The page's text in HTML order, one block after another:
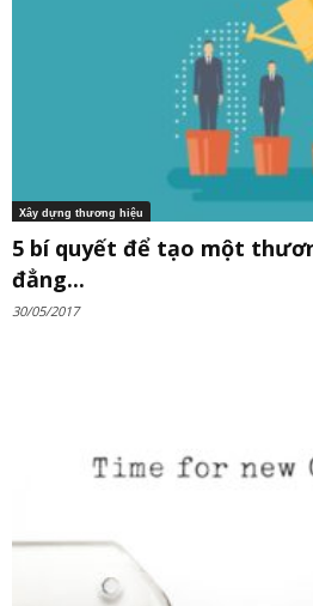
Xây dựng thương hiệu
5 bí quyết để tạo một
đẳng...
30/05/2017